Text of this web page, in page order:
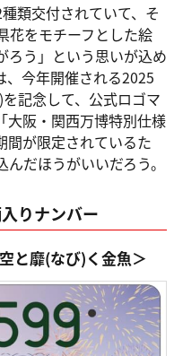
類交付されていて、そ
花をモチーフとした絵
ろう」という思いが込め
、今年開催される2025
記念して、公式ロゴマ
大阪・関西万博特別仕様
間が限定されているた
だほうがいいだろう。
りナンバー
と靡(なび)く金魚＞